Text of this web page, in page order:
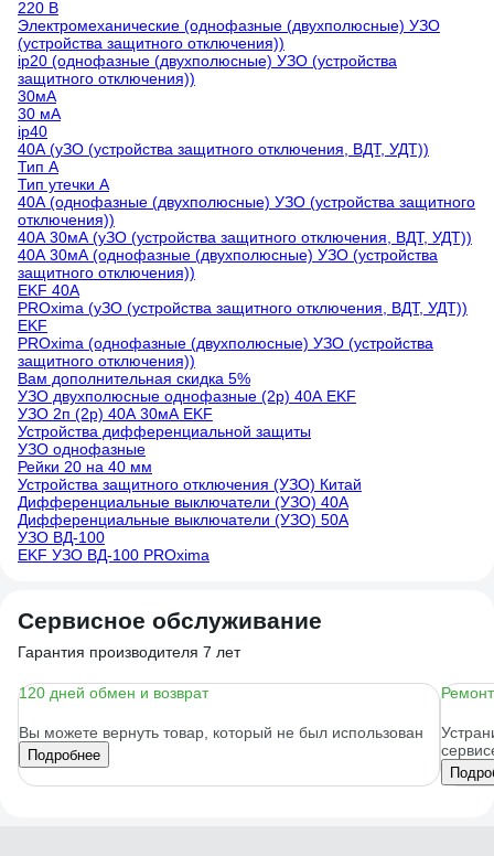
220 В
Электромеханические (однофазные (двухполюсные) УЗО
(устройства защитного отключения))
ip20 (однофазные (двухполюсные) УЗО (устройства
защитного отключения))
30мА
30 мА
ip40
40А (уЗО (устройства защитного отключения, ВДТ, УДТ))
Тип А
Тип утечки А
40А (однофазные (двухполюсные) УЗО (устройства защитного
отключения))
40А 30мА (уЗО (устройства защитного отключения, ВДТ, УДТ))
40А 30мА (однофазные (двухполюсные) УЗО (устройства
защитного отключения))
EKF 40А
PROxima (уЗО (устройства защитного отключения, ВДТ, УДТ))
EKF
PROxima (однофазные (двухполюсные) УЗО (устройства
защитного отключения))
Вам дополнительная скидка 5%
УЗО двухполюсные однофазные (2р) 40А EKF
УЗО 2п (2р) 40А 30мА EKF
Устройства дифференциальной защиты
УЗО однофазные
Рейки 20 на 40 мм
Устройства защитного отключения (УЗО) Китай
Дифференциальные выключатели (УЗО) 40А
Дифференциальные выключатели (УЗО) 50А
УЗО ВД-100
EKF УЗО ВД-100 PROxima
Сервисное обслуживание
Гарантия производителя 7 лет
120 дней обмен и возврат
Вы можете вернуть товар, который не был использован
Подробнее